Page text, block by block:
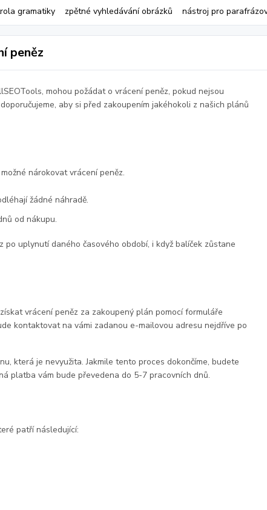
gramatiky zpětné vyhledávání obrázků nástroj pro
peněz
mohou požádat o vrácení peněz, pokud nejsou
aby si před zakoupením jakéhokoli z našich plánů
nárokovat vrácení peněz.
žádné náhradě.
od nákupu.
uplynutí daného časového období, i když balíček zůstane
vrácení peněz za zakoupený plán pomocí formuláře
kontaktovat na vámi zadanou e-mailovou adresu nejdříve po
která je nevyužita. Jakmile tento proces dokončíme, budete
platba vám bude převedena do 5-7 pracovních dnů.
patří následující: